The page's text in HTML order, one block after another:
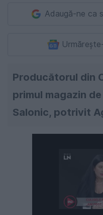
Adaugă-ne ca
Producătorul din
primul magazin
Salonic, potrivit